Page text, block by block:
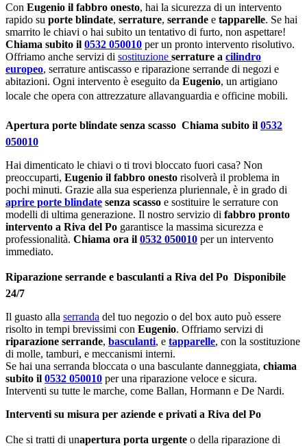
Con Eugenio il fabbro onesto, hai la sicurezza di un intervento
rapido su porte blindate, serrature, serrande e tapparelle. Se hai
smarrito le chiavi o hai subito un tentativo di furto, non aspettare!
Chiama subito il 0532 050010 per un pronto intervento risolutivo.
Offriamo anche servizi di sostituzione serrature a cilindro
europeo, serrature antiscasso e riparazione serrande di negozi e
abitazioni. Ogni intervento è eseguito da Eugenio, un artigiano
locale che opera con attrezzature allavanguardia e officine mobili.
Apertura porte blindate senza scasso  Chiama subito il 0532
050010
Hai dimenticato le chiavi o ti trovi bloccato fuori casa? Non
preoccuparti, Eugenio il fabbro onesto risolverà il problema in
pochi minuti. Grazie alla sua esperienza pluriennale, è in grado di
aprire porte blindate senza scasso e sostituire le serrature con
modelli di ultima generazione. Il nostro servizio di fabbro pronto
intervento a Riva del Po garantisce la massima sicurezza e
professionalità. Chiama ora il 0532 050010 per un intervento
immediato.
Riparazione serrande e basculanti a Riva del Po  Disponibile
24/7
Il guasto alla serranda del tuo negozio o del box auto può essere
risolto in tempi brevissimi con Eugenio. Offriamo servizi di
riparazione serrande, basculanti, e tapparelle, con la sostituzione
di molle, tamburi, e meccanismi interni.
Se hai una serranda bloccata o una basculante danneggiata, chiama
subito il 0532 050010 per una riparazione veloce e sicura.
Interventi su tutte le marche, come Ballan, Hormann e De Nardi.
Interventi su misura per aziende e privati a Riva del Po
Che si tratti di unapertura porta urgente o della riparazione di